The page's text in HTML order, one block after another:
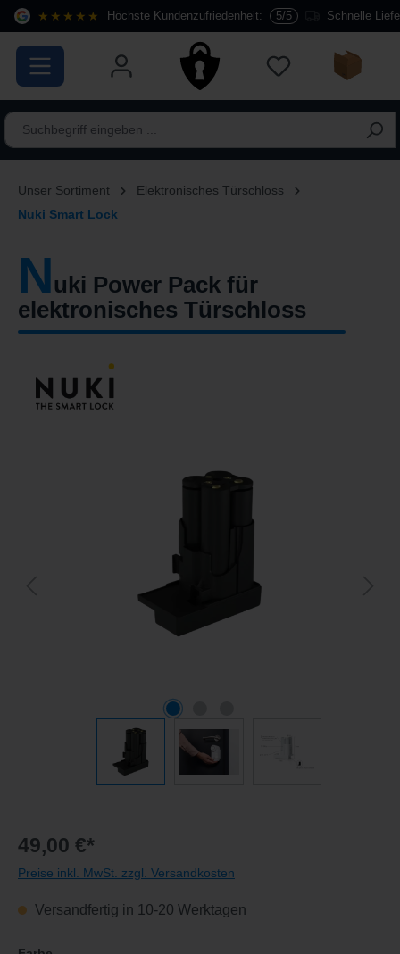
springen Schnelle
★★★★★ Höchste Kundenzufriedenheit: 5/5
Unser Sortiment
Elektronisches Türschloss
Nuki Smart Lock
Nuki Power Pack für
elektronisches Türschloss
49,00 €*
Preise inkl. MwSt. zzgl. Versandkosten
Versandfertig in 10-20 Werktagen